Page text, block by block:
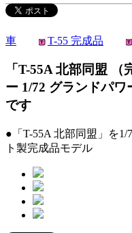
車
T-55 完成品
「T-55A 北部同盟
ー 1/72 グランドパワ
です
●「T-55A 北部同盟」を
ト製完成品モデル